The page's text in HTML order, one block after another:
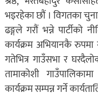
भइरहेका छौं । विगतका
ढङ्गले गरौं भन्ने पार्टीको
कार्यक्रम अभियानकै
गतेभित्र गाउँसभा र
तामाकोशी
कार्यक्रम सम्पन्न गर्ने